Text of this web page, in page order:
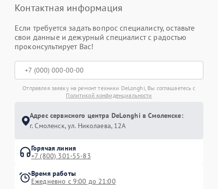
Контактная информация
Если требуется задать вопрос специалисту, оставьте
свои данные и дежурный специалист с радостью
проконсультирует Вас!
Отправляя заявку на ремонт техники DeLonghi, Вы соглашаетесь с
Политикой конфиденциальности
Адрес сервисного центра DeLonghi в Смоленске:
г. Смоленск, ул. Николаева, 12А
Горячая линия
+7 (800) 301-55-83
Время работы
Ежедневно с 9:00 до 21:00